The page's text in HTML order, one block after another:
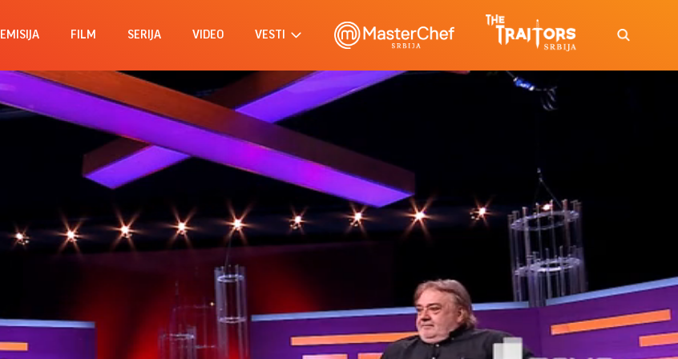
EMISIJA FILM SERIJA VIDEO VESTI